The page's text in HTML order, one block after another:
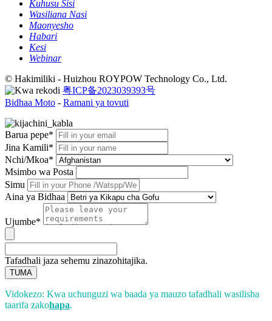
Kuhusu Sisi
Wasiliana Nasi
Maonyesho
Habari
Kesi
Webinar
© Hakimiliki - Huizhou ROYPOW Technology Co., Ltd.
粤ICP备2023039393号
Bidhaa Moto - Ramani ya tovuti
Barua pepe*
Jina Kamili*
Nchi/Mkoa*
Msimbo wa Posta
Simu
Aina ya Bidhaa
Ujumbe*
Tafadhali jaza sehemu zinazohitajika.
TUMA
Vidokezo: Kwa uchunguzi wa baada ya mauzo tafadhali wasilisha
taarifa zakohapa.